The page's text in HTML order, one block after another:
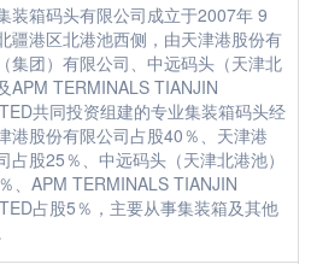
装箱码头有限公司成立于2007年 9
疆港区北港池西侧，由天津港股份有
集团）有限公司、中远码头（天津北
APM TERMINALS TIANJIN
共同投资组建的专业集装箱码头经
港股份有限公司占股40％、天津港
占股25％、中远码头（天津北港池）
、APM TERMINALS TIANJIN
占股5％，主要从事集装箱及其他